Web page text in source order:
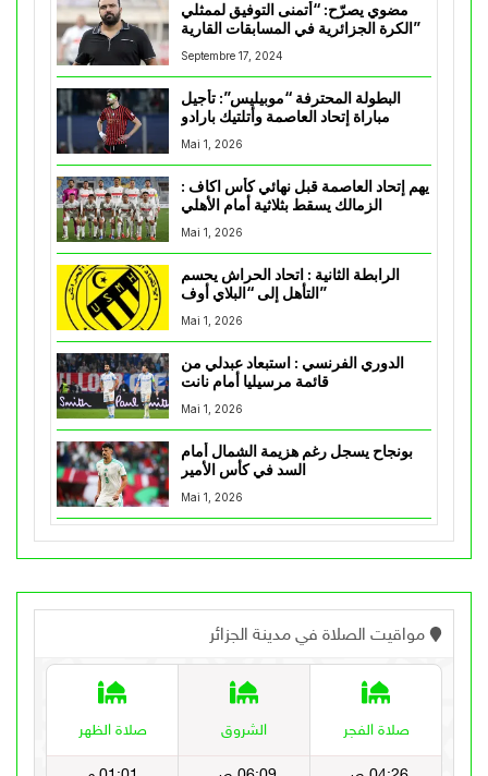
مضوي يصرّح: “أتمنى التوفيق لممثلي
الكرة الجزائرية في المسابقات القارية”
Septembre 17, 2024
البطولة المحترفة “موبيليس”: تأجيل
مباراة إتحاد العاصمة وأتلتيك بارادو
Mai 1, 2026
يهم إتحاد العاصمة قبل نهائي كأس اكاف :
Mai 1, 2026
الرابطة الثانية : اتحاد الحراش يحسم
التأهل إلى “البلاي أوف”
Mai 1, 2026
الدوري الفرنسي : استبعاد عبدلي من
قائمة مرسيليا أمام نانت
Mai 1, 2026
بونجاح يسجل رغم هزيمة الشمال أمام
السد في كأس الأمير
Mai 1, 2026